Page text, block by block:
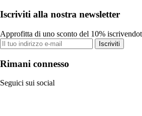
Iscriviti alla nostra newsletter
Approfitta di uno sconto del 10%
Iscriviti
Rimani connesso
Seguici sui social